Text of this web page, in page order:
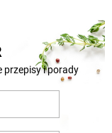
przepisy i porady